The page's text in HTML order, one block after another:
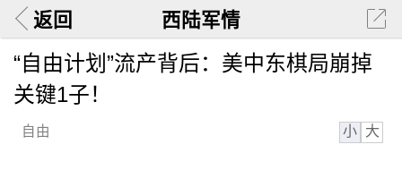
返回 西陆军情
“自由计划”流产背后：美中东棋局崩掉
关键1子！
自由 小 大